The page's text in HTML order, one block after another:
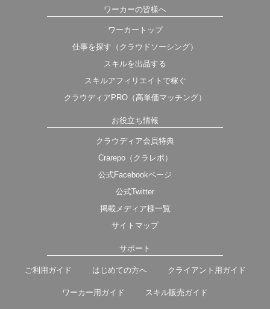
ワーカーの皆様へ
ワーカートップ
仕事を探す（クラウドソーシング）
スキルを出品する
スキルアフィリエイトで稼ぐ
クラウディアPRO（高単価マッチング）
お役立ち情報
クラウディア会員特典
Crarepo（クラレポ）
公式Facebookページ
公式Twitter
掲載メディア様一覧
サイトマップ
サポート
ご利用ガイド はじめての方へ クライアント用ガイド
ワーカー用ガイド スキル販売ガイド